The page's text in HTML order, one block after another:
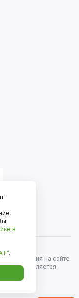
Информация на сайте
и не является
в
.